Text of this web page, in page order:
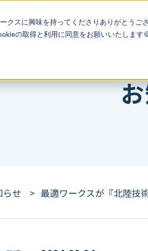
クスに興味を持ってくださりありがとう
の取得と利用に同意をお願いいたします
らせ 最適ワークスが『北陸技